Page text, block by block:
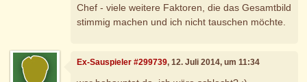
Chef - viele weitere Faktoren, die das Gesamtbild
stimmig machen und ich nicht tauschen möchte.
Ex-Sauspieler #299739, 12. Juli 2014, um 11:34